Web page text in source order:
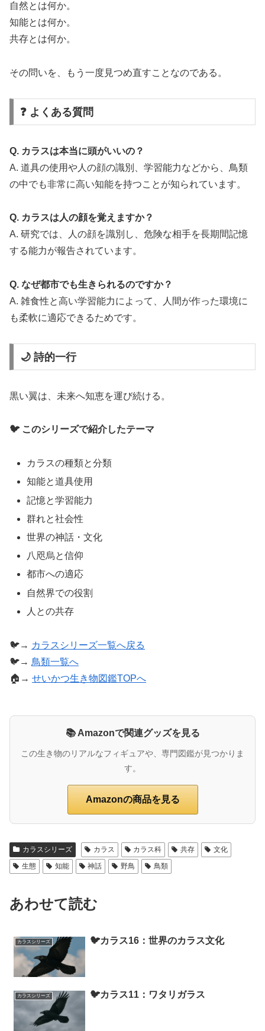
自然とは何か。
知能とは何か。
共存とは何か。
その問いを、もう一度見つめ直すことなのである。
❓ よくある質問
Q. カラスは本当に頭がいいの？
A. 道具の使用や人の顔の識別、学習能力などから、鳥類
の中でも非常に高い知能を持つことが知られています。
Q. カラスは人の顔を覚えますか？
A. 研究では、人の顔を識別し、危険な相手を長期間記憶
する能力が報告されています。
Q. なぜ都市でも生きられるのですか？
A. 雑食性と高い学習能力によって、人間が作った環境に
も柔軟に適応できるためです。
🌙 詩的一行
黒い翼は、未来へ知恵を運び続ける。
🐦 このシリーズで紹介したテーマ
カラスの種類と分類
知能と道具使用
記憶と学習能力
群れと社会性
世界の神話・文化
八咫烏と信仰
都市への適応
自然界での役割
人との共存
🐦→ カラスシリーズ一覧へ戻る
🐦→ 鳥類一覧へ
🏠→ せいかつ生き物図鑑TOPへ
📚 Amazonで関連グッズを見る
この生き物のリアルなフィギュアや、専門図鑑が見つかりま
す。
Amazonの商品を見る
カラスシリーズ カラス カラス科 共存
文化
生態
知能 神話 野鳥 鳥類
あわせて読む
カラスシリーズ 🐦カラス16：世界のカラス文化
カラスシリーズ 🐦カラス11：ワタリガラス